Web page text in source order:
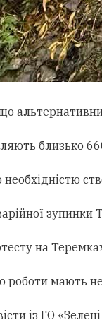
близько
необхідністю
на
роботи мають
із ГО